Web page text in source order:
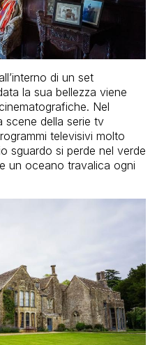
di un set
la sua bellezza viene
Nel
scene della serie tv
televisivi molto
sguardo si perde nel verde
un oceano travalica ogni